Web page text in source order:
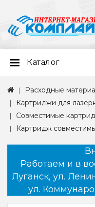
Каталог
Расходные
Картриджи для
Совместимые
Картридж
Работаем и в
Луганск, ул.
ул.